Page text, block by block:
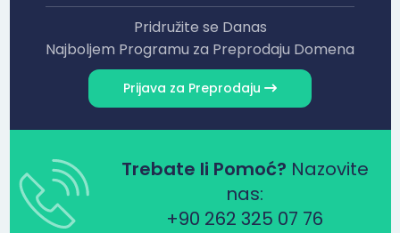
Pridružite se Danas
Najboljem Programu za Preprodaju Domena
Prijava za Preprodaju
Trebate li Pomoć? Nazovite
nas:
+90 262 325 07 76